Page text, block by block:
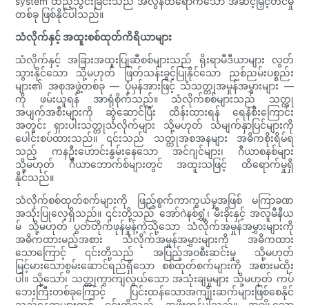
တစ်ခု ဖြစ်နိုင်ပါသည်။
သံလိုက်နှင့် အထူးစစ်ထုတ်ကိရိယာများ
သံလိုက်နှင့် အခြားအထူးပြုဆီစစ်များသည် ရိုးရာမီဒီယာများ လွတ်
သွားနိုင်သော သို့မဟုတ် ဖြတ်သန်းခွင့်ပြုနိုင်သော ညစ်ညမ်းပစ္စည်း
များ၏ အစုအဖွဲ့တစ်ခု — ပုံမှန်အားဖြင့် သံသတ္တုအမှုန်အမွှားများ —
ကို ဖမ်းယူရန် အာရုံစိုက်သည်။ သံလိုက်စစ်များသည် သတ္တု
အပျက်အစီးများကို ဆွဲဆောင်ပြီး ထိန်းထားရန် ရေနံစီးကြောင်း
အတွင်း ရှားပါးသတ္တုသံလိုက်များ သို့မဟုတ် သံမျက်နှာပြင်များကို
ပေါင်းစပ်ထားသည်။ ၎င်းသည် သတ္တုအစအနများ အဓိကစိုးရိမ်ရ
သည့် ကနဦးဟောင်းနွမ်းနေသော အင်ဂျင်များ၊ ဂီယာစနစ်များ
သို့မဟုတ် ဂီယာဘောက်စ်များတွင် အထူးသဖြင့် ထိရောက်မှုရှိ
နိုင်သည်။
သံလိုက်စစ်ထုတ်စက်များကို ဖြည့်စွက်ကာကွယ်မှုအဖြစ် မကြာခဏ
အသုံးပြုလေ့ရှိသည်။ ၎င်းတို့သည် အော်ဂဲနစ်ရွှံ့၊ မီးခိုးနှင့် အလူမီနီယ
မ် သို့မဟုတ် ပွတ်တိုက်ဖုန်မှုန့်ကဲ့သို့သော သံလိုက်အမှုန်အမွှားများကို
အဓိကထားမည့်အစား သံလိုက်အမှုန်အမွှားများကို အဓိကထား
သောကြောင့် ၎င်းတို့သည် အပြည့်အဝစီးဆင်းမှု သို့မဟုတ်
မြင့်မားသောစွမ်းဆောင်ရည်ရှိသော စစ်ထုတ်စက်များကို အစားမထိုး
ပါ။ သို့သော်၊ သတ္တုကွာကျလွယ်သော အသုံးချမှုများ သို့မဟုတ် ကပ်
ဘေးကြီးတစ်ခုကြောင့် ပြင်းထန်သောအကျိုးဆက်များဖြစ်စေနိုင်